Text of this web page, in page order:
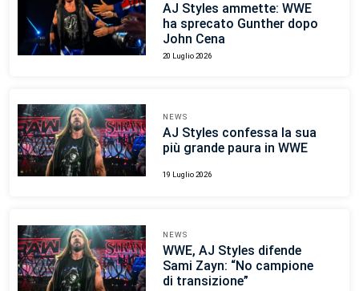
AJ Styles ammette: WWE
ha sprecato Gunther dopo
John Cena
20 Luglio 2026
NEWS
AJ Styles confessa la sua
più grande paura in WWE
19 Luglio 2026
NEWS
WWE, AJ Styles difende
Sami Zayn: “No campione
di transizione”